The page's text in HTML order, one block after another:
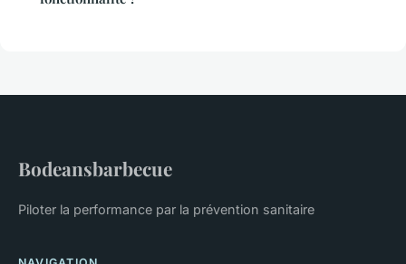
Bodeansbarbecue
Piloter la performance par la prévention sanitaire